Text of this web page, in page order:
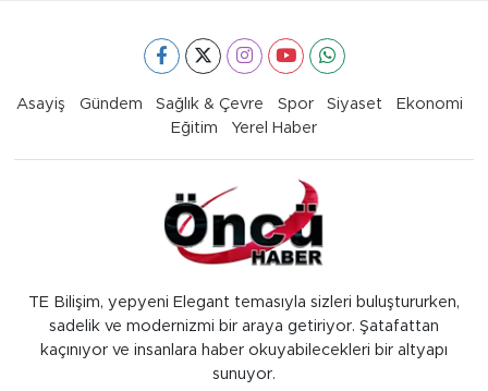
Asayiş Gündem Sağlık & Çevre Spor Siyaset
Ekonomi
Eğitim
Yerel Haber
TE Bilişim, yepyeni Elegant temasıyla sizleri buluştururken,
sadelik ve modernizmi bir araya getiriyor. Şatafattan
kaçınıyor ve insanlara haber okuyabilecekleri bir altyapı
sunuyor.